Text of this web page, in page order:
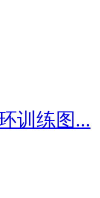
训练图...